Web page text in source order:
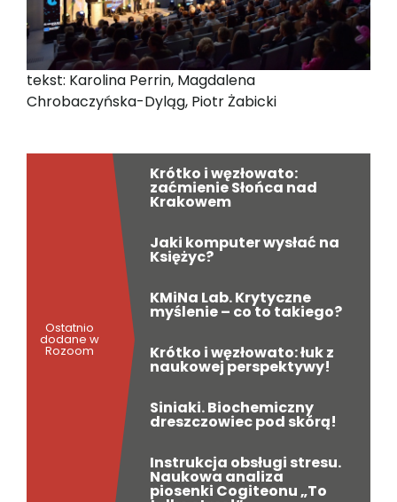
tekst: Karolina Perrin, Magdalena
Chrobaczyńska-Dyląg, Piotr Żabicki
Ostatnio
dodane w
Rozoom
Krótko i węzłowato:
zaćmienie Słońca nad
Krakowem
Jaki komputer wysłać na
Księżyc?
KMiNa Lab. Krytyczne
myślenie – co to takiego?
Krótko i węzłowato: łuk z
naukowej perspektywy!
Siniaki. Biochemiczny
dreszczowiec pod skórą!
Instrukcja obsługi stresu.
Naukowa analiza
piosenki Cogiteonu „To